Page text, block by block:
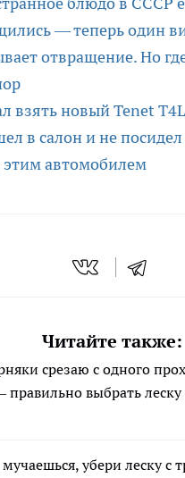
— теперь один
отвращение. Но
взять новый Tenet
в салон и не
этим автомобилем
Читайте также:
срезаю с одного
правильно выбрать
убери леску с